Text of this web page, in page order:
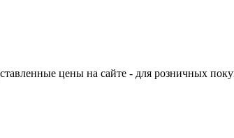
цены на сайте - для розничных